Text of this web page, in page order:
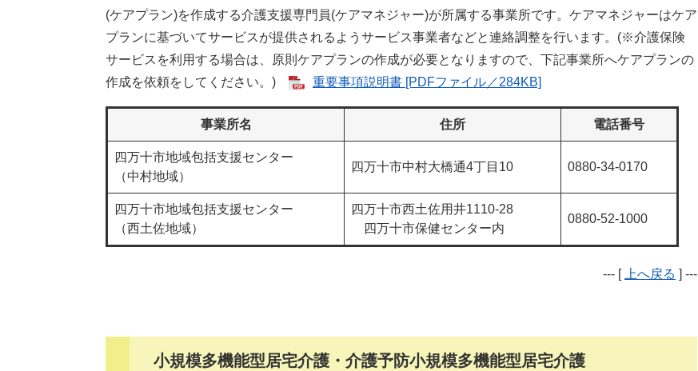
(ケアプラン)を作成する介護支援専門員(ケアマネジャー)が所属する事業所です。ケアマネジャーはケア
プランに基づいてサービスが提供されるようサービス事業者などと連絡調整を行います。(※介護保険
サービスを利用する場合は、原則ケアプランの作成が必要となりますので、下記事業所へケアプランの
作成を依頼をしてください。)
重要事項説明書 [PDFファイル／284KB]
事業所名 住所 電話番号
四万十市地域包括支援センター
（中村地域）
四万十市中村大橋通4丁目10 0880-34-0170
四万十市地域包括支援センター
（西土佐地域）
四万十市西土佐用井1110-28
四万十市保健センター内
0880-52-1000
--- [ 上へ戻る ] ---
小規模多機能型居宅介護・介護予防小規模多機能型居宅介護